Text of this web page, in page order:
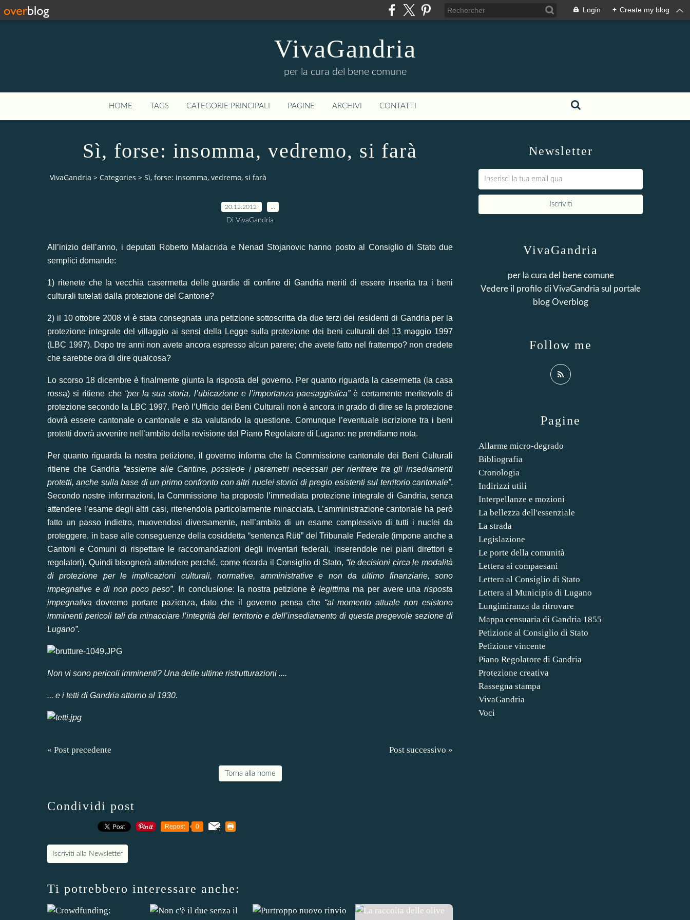
Login + Create my blog
VivaGandria
per la cura del bene comune
HOME TAGS CATEGORIE PRINCIPALI PAGINE ARCHIVI CONTATTI
Sì, forse: insomma, vedremo, si farà
VivaGandria > Categories > Sì, forse: insomma, vedremo, si farà
20.12.2012
Di VivaGandria
All’inizio dell’anno, i deputati Roberto Malacrida e Nenad Stojanovic hanno posto al Consiglio di Stato due
semplici domande:
1) ritenete che la vecchia casermetta delle guardie di confine di Gandria meriti di essere inserita tra i beni
culturali tutelati dalla protezione del Cantone?
2) il 10 ottobre 2008 vi è stata consegnata una petizione sottoscritta da due terzi dei residenti di Gandria per la
protezione integrale del villaggio ai sensi della Legge sulla protezione dei beni culturali del 13 maggio 1997
(LBC 1997). Dopo tre anni non avete ancora espresso alcun parere; che avete fatto nel frattempo? non credete
che sarebbe ora di dire qualcosa?
Lo scorso 18 dicembre è finalmente giunta la risposta del governo. Per quanto riguarda la casermetta (la casa
rossa) si ritiene che “per la sua storia, l’ubicazione e l’importanza paesaggistica”è certamente meritevole di
protezione secondo la LBC 1997. Però l’Ufficio dei Beni Culturali non è ancora in grado di dire se la protezione
dovrà essere cantonale o cantonale e sta valutando la questione. Comunque l’eventuale iscrizione tra i beni
protetti dovrà avvenire nell’ambito della revisione del Piano Regolatore di Lugano: ne prendiamo nota.
Per quanto riguarda la nostra petizione, il governo informa che la Commissione cantonale dei Beni Culturali
ritiene che Gandria “assieme alle Cantine, possiede i parametri necessari per rientrare tra gli insediamenti
protetti, anche sulla base di un primo confronto con altri nuclei storici di pregio esistenti sul territorio cantonale”.
Secondo nostre informazioni, l a Commissione ha proposto l’immediata protezione integrale di Gandria, senza
attendere l’esame degli altri casi, ritenendola particolarmente minacciata. L’amministrazione cantonale ha però
fatto un passo indietro, muovendosi diversamente, nell’ambito di un esame complessivo di tutti i nuclei da
proteggere, in base alle conseguenze della cosiddetta “sentenza Rüti” del Tribunale Federale (impone anche a
Cantoni e Comuni di rispettare le raccomandazioni degli inventari federali, inserendole nei piani direttori e
regolatori). Quindi bisognerà attendere perché, come ricorda il Consiglio di Stato, “le decisioni circa le modalità
di protezione per le implicazioni culturali, normative, amministrative e non da ultimo finanziarie, sono
impegnative e di non poco peso”. In conclusione: la nostra petizione è legittima ma per avere unarisposta
impegnativa dovremo portare pazienza, dato che il governo pensa che “al momento attuale non esistono
imminenti pericoli tali da minacciare l’integrità del territorio e dell’insediamento di questa pregevole sezione di
Lugano”.
Non vi sono pericoli imminenti? Una delle ultime ristrutturazioni ....
... e i tetti di Gandria attorno al 1930.
« Post precedente Post successivo »
Torna alla home
Condividi post
Repost 0
Iscriviti alla Newsletter
Ti potrebbero interessare anche:
Newsletter
Pagine
Allarme micro-degrado
Bibliografia
Cronologia
Indirizzi utili
Interpellanze e mozioni
La bellezza dell'essenziale
La strada
Legislazione
Le porte della comunità
Lettera ai compaesani
Lettera al Consiglio di Stato
Lettera al Municipio di Lugano
Lungimiranza da ritrovare
Mappa censuaria di Gandria 1855
Petizione al Consiglio di Stato
Petizione vincente
Piano Regolatore di Gandria
Protezione creativa
Rassegna stampa
VivaGandria
Voci
VivaGandria
per la cura del bene comune
Vedere il profilo di VivaGandria sul portale
blog Overblog
Follow me